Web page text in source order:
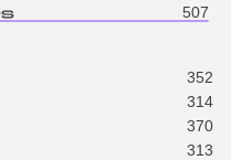
507
352
314
370
313